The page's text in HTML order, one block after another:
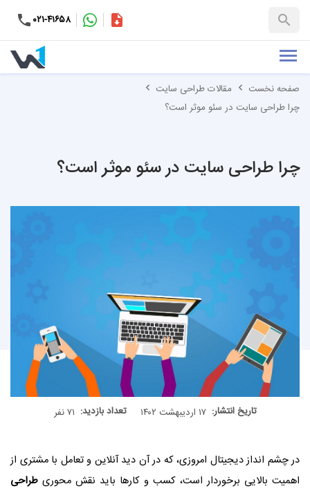
۰۲۱-۴۱۶۵۸
+۹۸-کاتالوگ
صفحه نخست
مقالات طراحی سایت
چرا طراحی سایت در سئو موثر است؟
چرا طراحی سایت در سئو موثر است؟
تاریخ انتشار: ۱۷ اردیبهشت ۱۴۰۲ تعداد بازدید: ۷۱ نفر
در چشم انداز دیجیتال امروزی، که در آن دید آنلاین و تعامل با مشتری از
اهمیت بالایی برخوردار است، کسب و کارها باید نقش محوری طراحی